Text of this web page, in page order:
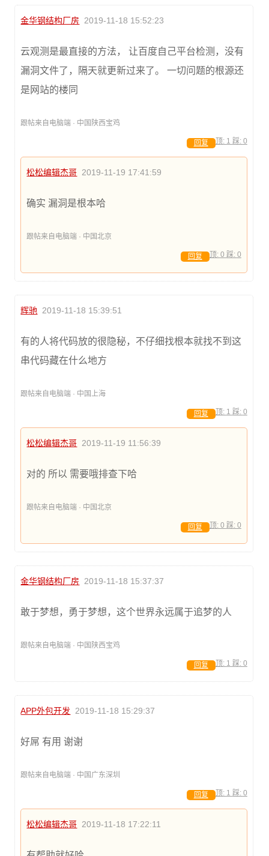
金华钢结构厂房 2019-11-18 15:52:23
云观测是最直接的方法， 让百度自己平台检测，没有
漏洞文件了，隔天就更新过来了。 一切问题的根源还
是网站的楼同
跟帖来自电脑端 · 中国陕西宝鸡
顶: 1 踩: 0
回复
松松编辑杰哥 2019-11-19 17:41:59
确实 漏洞是根本哈
跟帖来自电脑端 · 中国北京
顶: 0 踩: 0
回复
辉驰 2019-11-18 15:39:51
有的人将代码放的很隐秘，不仔细找根本就找不到这
串代码藏在什么地方
跟帖来自电脑端 · 中国上海
顶: 1 踩: 0
回复
松松编辑杰哥 2019-11-19 11:56:39
对的 所以 需要哦排查下哈
跟帖来自电脑端 · 中国北京
顶: 0 踩: 0
回复
金华钢结构厂房 2019-11-18 15:37:37
敢于梦想，勇于梦想，这个世界永远属于追梦的人
跟帖来自电脑端 · 中国陕西宝鸡
顶: 1 踩: 0
回复
APP外包开发 2019-11-18 15:29:37
好屌 有用 谢谢
跟帖来自电脑端 · 中国广东深圳
顶: 1 踩: 0
回复
松松编辑杰哥 2019-11-18 17:22:11